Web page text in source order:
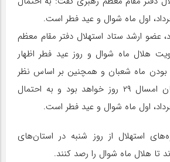
اول ماه شوال و عید فطر است.
عضو ارشد ستاد استهلال دفتر مقام معظم
هلال ماه شوال و روز عید فطر اظهار
بودن ماه شعبان و همچنین بر اساس نظر
کارشناسان، ماه رمضان امسال ۲۹ روز خواهد بود و به احتمال
اول ماه شوال و عید فطر است.
استهلال از روز شنبه در استان‌های
هلال ماه شوال را رصد کنند.